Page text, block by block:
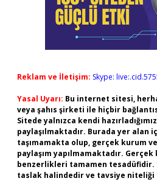
Reklam ve İletişim: Skype:
Yasal Uyarı: Bu internet sitesi,
veya şahıs şirketi ile hiçbir
Sitede yalnızca kendi
paylaşılmaktadır. Burada yer alan
taşımamakta olup, gerçek kurum
paylaşım yapılmamaktadır.
benzerlikleri tamamen
taslak halindedir ve tavsiye niteliği